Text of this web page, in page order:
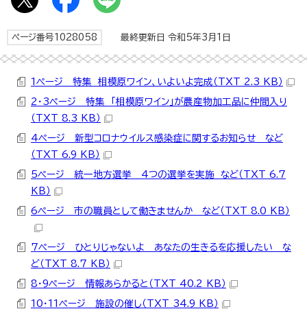
ページ番号1028058 最終更新日 令和5年3月1日
1ページ 特集 相模原ワイン、いよいよ完成（TXT 2.3 KB）
2・3ページ 特集 「相模原ワイン」が農産物加工品に仲間入り
（TXT 8.3 KB）
4ページ 新型コロナウイルス感染症に関するお知らせ など
（TXT 6.9 KB）
5ページ 統一地方選挙 4つの選挙を実施 など（TXT 6.7
KB）
6ページ 市の職員として働きませんか など（TXT 8.0 KB）
7ページ ひとりじゃないよ あなたの生きるを応援したい な
ど（TXT 8.7 KB）
8・9ページ 情報あらかると（TXT 40.2 KB）
10・11ページ 施設の催し（TXT 34.9 KB）